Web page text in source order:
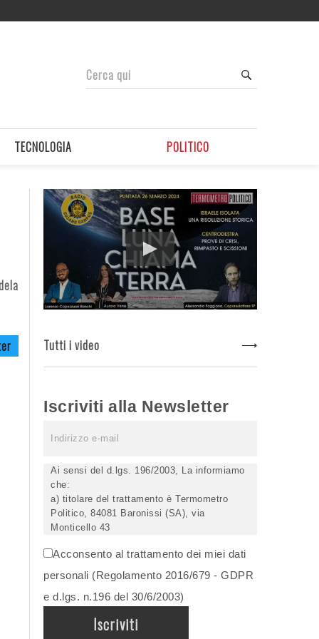
TECNOLOGIA POLITICO
Tutti i video
Iscriviti alla Newsletter
Ai sensi del d.lgs. 196/2003, La informiamo
che:
a) titolare del trattamento è Termometro
Politico, 84081 Baronissi (SA), via
Monticello 43
elettronicamente) soltanto dagli incaricati
autorizzati, esclusivamente per dare corso
all'invio della newsletter e per l'invio (anche
via email) di informazioni relative alle
c) la comunicazione dei dati è facoltativa,
Acconsento al trattamento dei miei dati
personali (Regolamento 2016/679 - GDPR
e d.lgs. n.196 del 30/6/2003)